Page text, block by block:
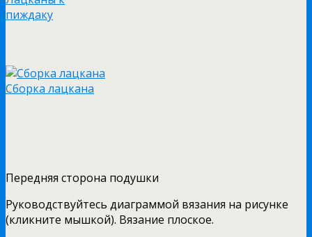
пиждаку
Сборка лацкана
Передняя сторона подушки
Руководствуйтесь диаграммой вязания на рисунке
(кликните мышкой). Вязание плоское.